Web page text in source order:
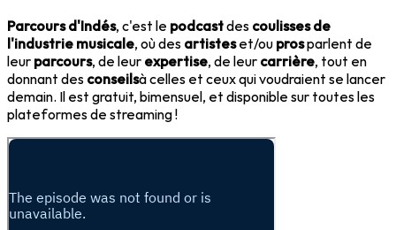
Parcours d'Indés, c'est le podcastdes coulisses de
l'industrie musicale, où des artisteset/ou prosparlent de
leur parcours, de leur expertise, de leur carrière, tout en
donnant des conseilsà celles et ceux qui voudraient se lancer
demain. Il est gratuit, bimensuel, et disponible sur toutes les
plateformes de streaming !